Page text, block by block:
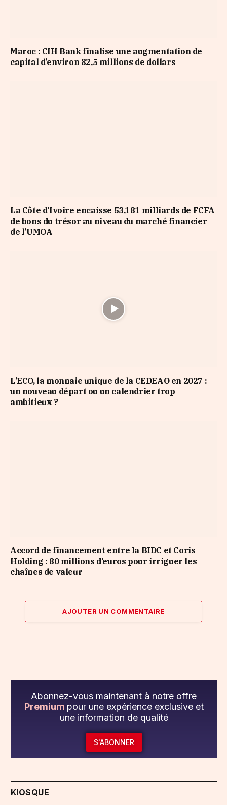
Maroc : CIH Bank finalise une augmentation de
capital d’environ 82,5 millions de dollars
La Côte d’Ivoire encaisse 53,181 milliards de FCFA
de bons du trésor au niveau du marché financier
de l’UMOA
L’ECO, la monnaie unique de la CEDEAO en 2027 :
un nouveau départ ou un calendrier trop
ambitieux ?
Accord de financement entre la BIDC et Coris
Holding : 80 millions d’euros pour irriguer les
chaînes de valeur
AJOUTER UN COMMENTAIRE
Abonnez-vous maintenant à notre offre
Premium pour une expérience exclusive et
une information de qualité
S'ABONNER
KIOSQUE